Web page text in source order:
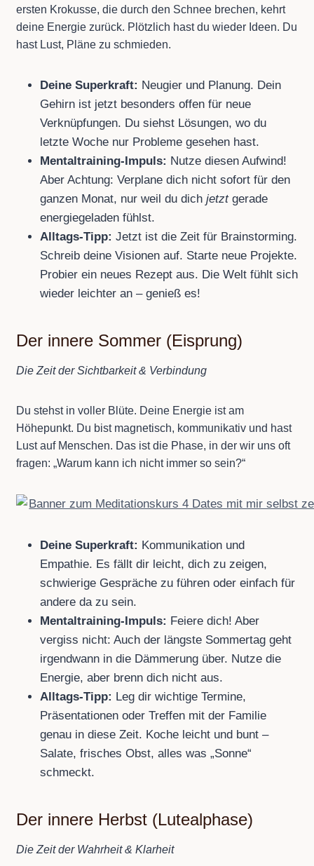
ersten Krokusse, die durch den Schnee brechen, kehrt
deine Energie zurück. Plötzlich hast du wieder Ideen. Du
hast Lust, Pläne zu schmieden.
Deine Superkraft: Neugier und Planung. Dein
Gehirn ist jetzt besonders offen für neue
Verknüpfungen. Du siehst Lösungen, wo du
letzte Woche nur Probleme gesehen hast.
Mentaltraining-Impuls: Nutze diesen Aufwind!
Aber Achtung: Verplane dich nicht sofort für den
ganzen Monat, nur weil du dich jetztgerade
energiegeladen fühlst.
Alltags-Tipp: Jetzt ist die Zeit für Brainstorming.
Schreib deine Visionen auf. Starte neue Projekte.
Probier ein neues Rezept aus. Die Welt fühlt sich
wieder leichter an – genieß es!
Der innere Sommer (Eisprung)
Die Zeit der Sichtbarkeit & Verbindung
Du stehst in voller Blüte. Deine Energie ist am
Höhepunkt. Du bist magnetisch, kommunikativ und hast
Lust auf Menschen. Das ist die Phase, in der wir uns oft
fragen: „Warum kann ich nicht immer so sein?“
Deine Superkraft: Kommunikation und
Empathie. Es fällt dir leicht, dich zu zeigen,
schwierige Gespräche zu führen oder einfach für
andere da zu sein.
Mentaltraining-Impuls: Feiere dich! Aber
vergiss nicht: Auch der längste Sommertag geht
irgendwann in die Dämmerung über. Nutze die
Energie, aber brenn dich nicht aus.
Alltags-Tipp: Leg dir wichtige Termine,
Präsentationen oder Treffen mit der Familie
genau in diese Zeit. Koche leicht und bunt –
Salate, frisches Obst, alles was „Sonne“
schmeckt.
Der innere Herbst (Lutealphase)
Die Zeit der Wahrheit & Klarheit